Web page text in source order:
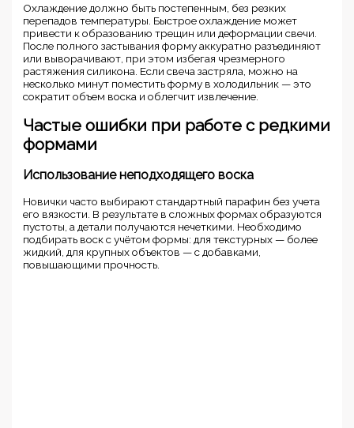
Охлаждение должно быть постепенным, без резких
перепадов температуры. Быстрое охлаждение может
привести к образованию трещин или деформации свечи.
После полного застывания форму аккуратно разъединяют
или выворачивают, при этом избегая чрезмерного
растяжения силикона. Если свеча застряла, можно на
несколько минут поместить форму в холодильник — это
сократит объем воска и облегчит извлечение.
Частые ошибки при работе с редкими
формами
Использование неподходящего воска
Новички часто выбирают стандартный парафин без учета
его вязкости. В результате в сложных формах образуются
пустоты, а детали получаются нечеткими. Необходимо
подбирать воск с учётом формы: для текстурных — более
жидкий, для крупных объектов — с добавками,
повышающими прочность.